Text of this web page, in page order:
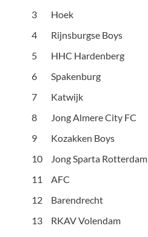
3
Hoek
4
Rijnsburgse Boys
5
HHC Hardenberg
6
Spakenburg
7
Katwijk
8
Jong Almere City FC
9
Kozakken Boys
10
Jong Sparta Rotterdam
11
AFC
12
Barendrecht
13
RKAV Volendam